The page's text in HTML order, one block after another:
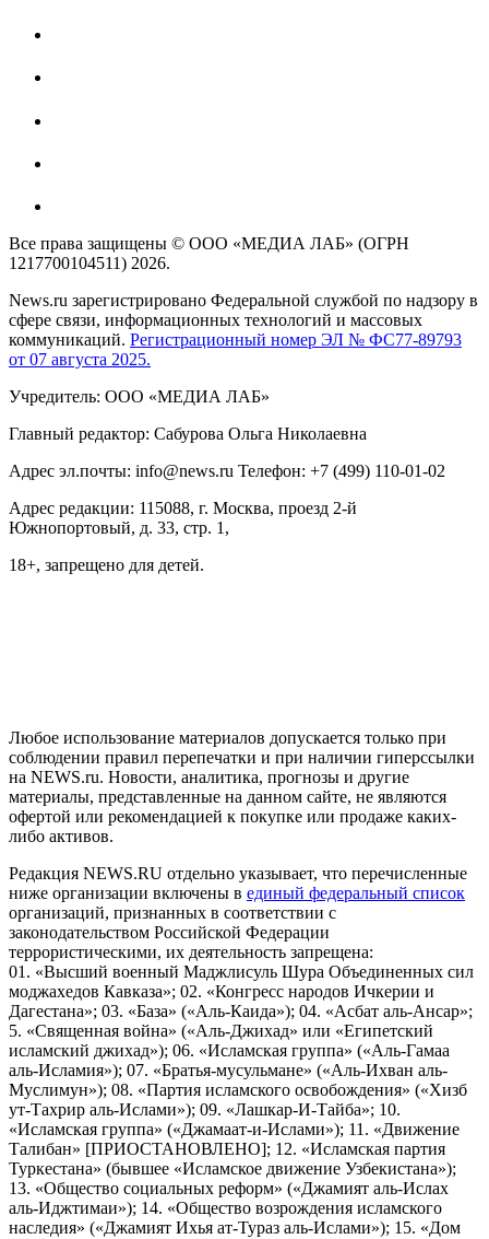
Все права защищены © ООО «МЕДИА ЛАБ» (ОГРН
1217700104511) 2026.
News.ru зарегистрировано Федеральной службой по надзору в
сфере связи, информационных технологий и массовых
коммуникаций. Регистрационный номер ЭЛ № ФС77-89793
от 07 августа 2025.
Учредитель: ООО «МЕДИА ЛАБ»
Главный редактор: Сабурова Ольга Николаевна
Адрес эл.почты: info@news.ru Телефон: +7 (499) 110-01-02
Адрес редакции: 115088, г. Москва, проезд 2-й
Южнопортовый, д. 33, стр. 1,
18+, запрещено для детей.
Любое использование материалов допускается только при
соблюдении правил перепечатки и при наличии гиперссылки
на NEWS.ru. Новости, аналитика, прогнозы и другие
материалы, представленные на данном сайте, не являются
офертой или рекомендацией к покупке или продаже каких-
либо активов.
Редакция NEWS.RU отдельно указывает, что перечисленные
ниже организации включены в единый федеральный список
организаций, признанных в соответствии с
законодательством Российской Федерации
террористическими, их деятельность запрещена:
01. «Высший военный Маджлисуль Шура Объединенных сил
моджахедов Кавказа»; 02. «Конгресс народов Ичкерии и
Дагестана»; 03. «База» («Аль-Каида»); 04. «Асбат аль-Ансар»;
5. «Священная война» («Аль-Джихад» или «Египетский
исламский джихад»); 06. «Исламская группа» («Аль-Гамаа
аль-Исламия»); 07. «Братья-мусульмане» («Аль-Ихван аль-
Муслимун»); 08. «Партия исламского освобождения» («Хизб
ут-Тахрир аль-Ислами»); 09. «Лашкар-И-Тайба»; 10.
«Исламская группа» («Джамаат-и-Ислами»); 11. «Движение
Талибан» [ПРИОСТАНОВЛЕНО]; 12. «Исламская партия
Туркестана» (бывшее «Исламское движение Узбекистана»);
13. «Общество социальных реформ» («Джамият аль-Ислах
аль-Иджтимаи»); 14. «Общество возрождения исламского
наследия» («Джамият Ихья ат-Тураз аль-Ислами»); 15. «Дом